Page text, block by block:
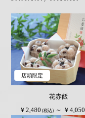
店頭限定
花赤飯
￥2,480 (税込) ～ ￥4,050